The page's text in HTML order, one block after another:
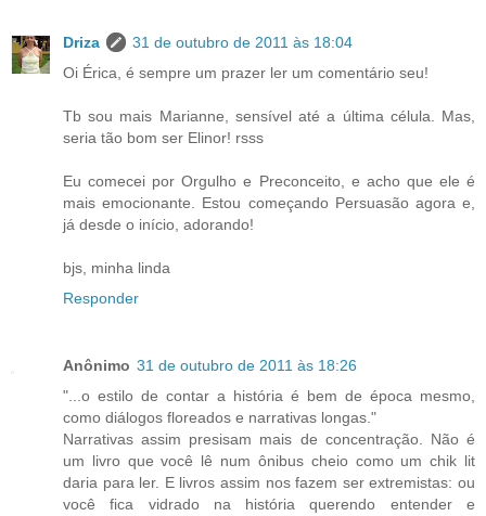
Driza
31 de outubro de 2011 às 18:04
Oi Érica, é sempre um prazer ler um comentário seu!
Tb sou mais Marianne, sensível até a última célula. Mas,
seria tão bom ser Elinor! rsss
Eu comecei por Orgulho e Preconceito, e acho que ele é
mais emocionante. Estou começando Persuasão agora e,
já desde o início, adorando!
bjs, minha linda
Responder
Anônimo 31 de outubro de 2011 às 18:26
"...o estilo de contar a história é bem de época mesmo,
como diálogos floreados e narrativas longas."
Narrativas assim presisam mais de concentração. Não é
um livro que você lê num ônibus cheio como um chik lit
daria para ler. E livros assim nos fazem ser extremistas: ou
você fica vidrado na história querendo entender e